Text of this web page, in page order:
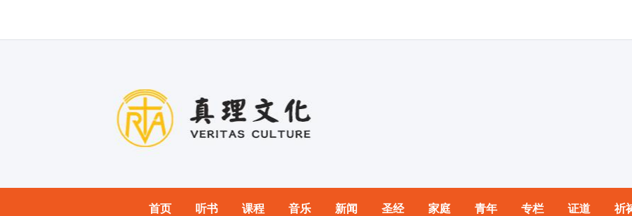
首页 听书 课程 音乐 新闻 圣经 家庭 青年 专栏 证道 祈